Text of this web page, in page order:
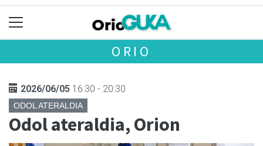
ORIO
2026/06/05 16:30 - 20:30
ODOL ATERALDIA
Odol ateraldia, Orion